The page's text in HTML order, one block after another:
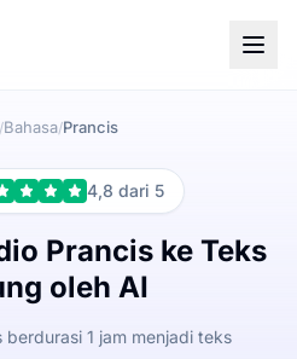
Bahasa/Prancis
4,8 dari 5
Prancis ke Teks
oleh AI
berdurasi 1 jam menjadi teks